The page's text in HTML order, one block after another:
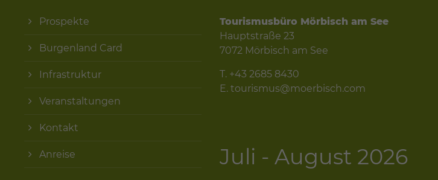
Prospekte
Burgenland Card
Infrastruktur
Veranstaltungen
Kontakt
Anreise
Tourismusbüro Mörbisch am See
Hauptstraße 23
7072 Mörbisch am See
T. +43 2685 8430
E. tourismus@moerbisch.com
Juli - August 2026